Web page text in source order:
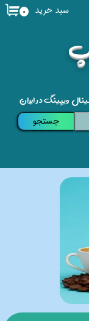
۰ سبد خرید
ویپینگ در ایران
جستجو